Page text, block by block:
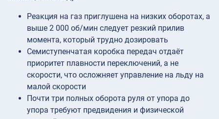
Реакция на газ приглушена на низких оборотах, а
выше 2 000 об/мин следует резкий прилив
момента, который трудно дозировать
Семиступенчатая коробка передач отдаёт
приоритет плавности переключений, а не
скорости, что осложняет управление на льду на
малой скорости
Почти три полных оборота руля от упора до
упора требуют предвидения и физической